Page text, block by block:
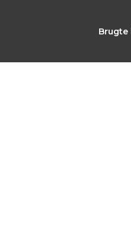
Brugte